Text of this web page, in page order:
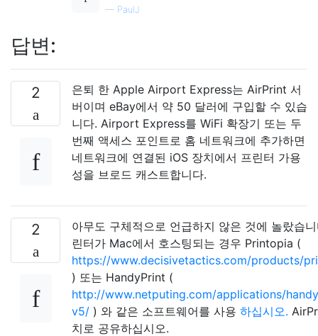
— PaulJ
답변:
2
은퇴 한 Apple Airport Express는 AirPrint 서
버이며 eBay에서 약 50 달러에 구입할 수 있습
니다. Airport Express를 WiFi 확장기 또는 두
번째 액세스 포인트로 홈 네트워크에 추가하면
네트워크에 연결된 iOS 장치에서 프린터 가용
성을 브로드 캐스트합니다.
2
아무도 구체적으로 언급하지 않은 것에 놀랐습
린터가 Mac에서 호스팅되는 경우 Printopia (
https://www.decisivetactics.com/products/
) 또는 HandyPrint (
http://www.netputing.com/applications/
v5/ ) 와 같은 소프트웨어를 사용 하십시오.
치로 공유하십시오.